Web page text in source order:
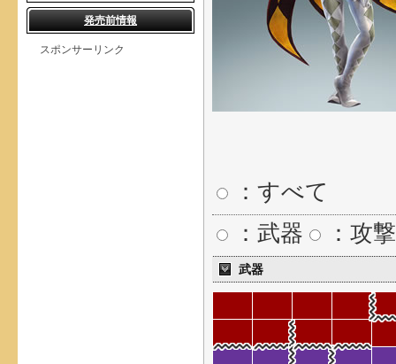
発売前情報
スポンサーリンク
：すべて
：武器
：攻
武器